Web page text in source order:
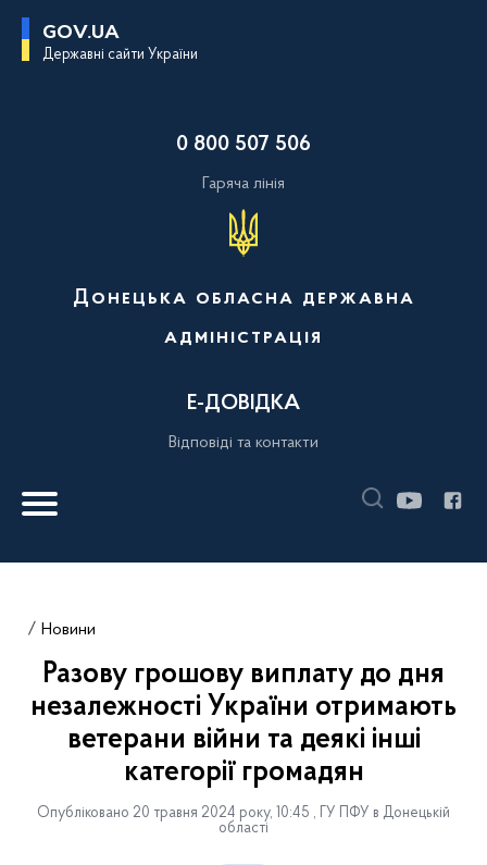
GOV.UA
Державні сайти України
0 800 507 506
Гаряча лінія
Донецька обласна державна
адміністрація
Е-ДОВІДКА
Відповіді та контакти
Новини
Разову грошову виплату до дня
незалежності України отримають
ветерани війни та деякі інші
категорії громадян
Опубліковано 20 травня 2024 року, 10:45 , ГУ ПФУ в Донецькій
області